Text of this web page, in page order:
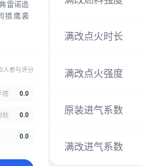
雷诺造
猎鹰袭
0人参与评分
感 0.0
抗 0.0
0.0
满改点火时长
满改点火强度
原装进气系数
满改进气系数
★★★
★★★★
5.0分
★★